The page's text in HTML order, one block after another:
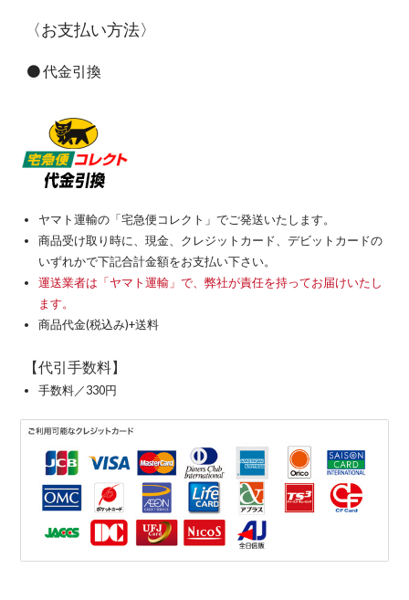
〈お支払い方法〉
代金引換
ヤマト運輸の「宅急便コレクト」でご発送いたします。
商品受け取り時に、現金、クレジットカード、デビットカードの
いずれかで下記合計金額をお支払い下さい。
運送業者は「ヤマト運輸」で、弊社が責任を持ってお届けいたし
ます。
商品代金(税込み)+送料
【代引手数料】
手数料／330円